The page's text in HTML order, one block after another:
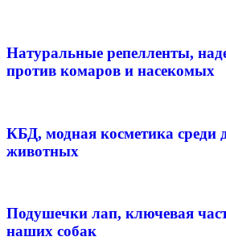
Натуральные репелленты,
против комаров и насекомых
КБД, модная косметика среди
животных
Подушечки лап, ключевая
наших собак